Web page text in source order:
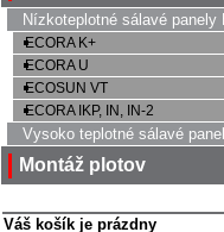
Nízkoteplotné sálavé panely
ECORA K+
ECORA U
ECOSUN VT
ECORA IKP, IN, IN-2
Vysoko teplotné sálavé
Montáž plotov
Váš košík je prázdny